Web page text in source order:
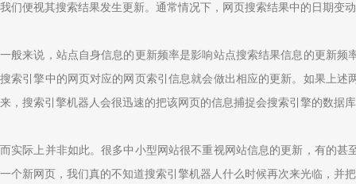
我们便视其搜索结果发生更新。通常情况下，网页搜索结果中的日期变
一般来说，站点自身信息的更新频率是影响站点搜索结果信息的更新
搜索引擎中的网页对应的网页索引信息就会做出相应的更新。如果上
来，搜索引擎机器人会很迅速的把该网页的信息捕捉会搜索引擎的数据
而实际上并非如此。很多中小型网站很不重视网站信息的更新，有的
一个新网页，我们真的不知道搜索引擎机器人什么时候再次来光临，并